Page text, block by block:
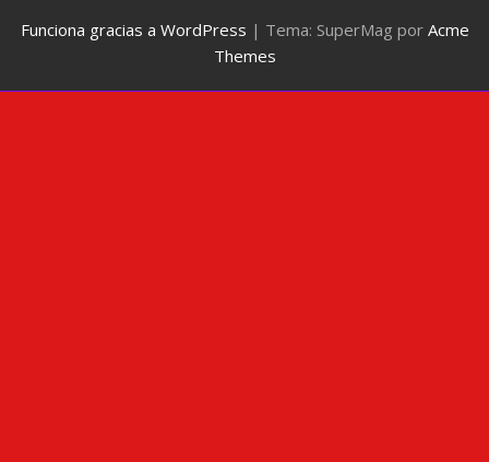
Funciona gracias a WordPress | Tema: SuperMag por Acme
Themes